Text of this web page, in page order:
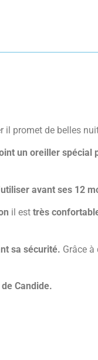
promet de belles
un oreiller spécial
avant ses 12
il est très
sa sécurité. Grâce à
Candide.